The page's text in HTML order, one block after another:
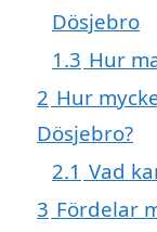
Dösjebro
1.3 Hur
2 Hur
Dösjebro?
2.1 Vad
3 Fördelar